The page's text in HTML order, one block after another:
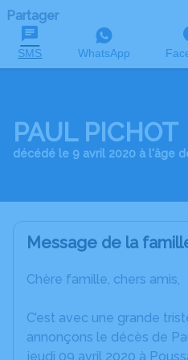
Partager
SMS WhatsApp
PAUL PICHOT
décédé le 9 avril 2020 à l'âge
Message de la
Chère famille, chers amis,
C’est avec une grande
annonçons le décès de
jeudi 09 avril 2020 à